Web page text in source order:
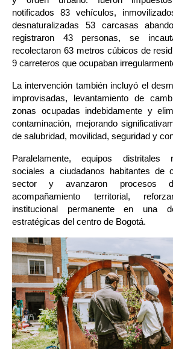
notificados 83 vehículos,
desnaturalizadas 53 carcasas
registraron 43 personas, se
recolectaron 63 metros cúbicos de
9 carreteros que ocupaban
La intervención también incluyó el
improvisadas, levantamiento de
zonas ocupadas indebidamente y
contaminación, mejorando
de salubridad, movilidad, seguridad y
Paralelamente, equipos distritales
sociales a ciudadanos habitantes de
sector y avanzaron procesos
acompañamiento territorial,
institucional permanente en una
estratégicas del centro de Bogotá.